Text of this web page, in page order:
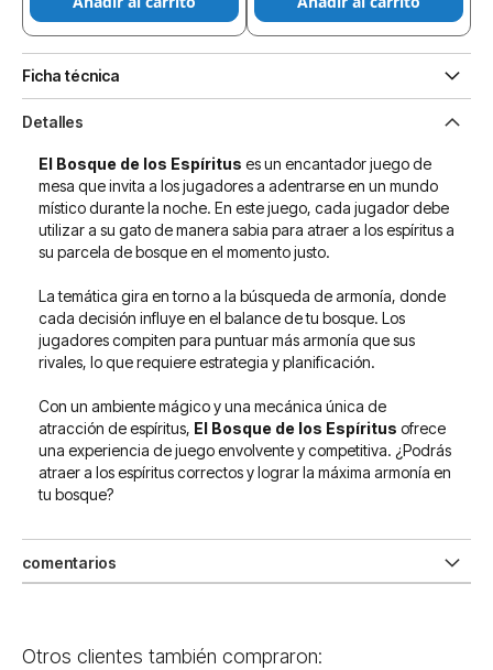
Ficha técnica
Detalles
El Bosque de los Espíritus es un encantador juego de
mesa que invita a los jugadores a adentrarse en un mundo
místico durante la noche. En este juego, cada jugador debe
utilizar a su gato de manera sabia para atraer a los espíritus a
su parcela de bosque en el momento justo.
La temática gira en torno a la búsqueda de armonía, donde
cada decisión influye en el balance de tu bosque. Los
jugadores compiten para puntuar más armonía que sus
rivales, lo que requiere estrategia y planificación.
Con un ambiente mágico y una mecánica única de
atracción de espíritus, El Bosque de los Espíritus ofrece
una experiencia de juego envolvente y competitiva. ¿Podrás
atraer a los espíritus correctos y lograr la máxima armonía en
tu bosque?
comentarios
Otros clientes también compraron: